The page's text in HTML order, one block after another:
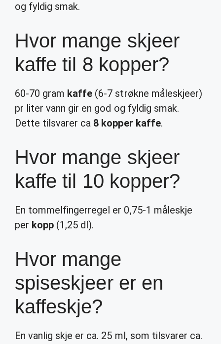
og fyldig smak.
Hvor mange skjeer
kaffe til 8 kopper?
60-70 gram kaffe (6-7 strøkne måleskjeer)
pr liter vann gir en god og fyldig smak.
Dette tilsvarer ca 8 kopper kaffe.
Hvor mange skjeer
kaffe til 10 kopper?
En tommelfingerregel er 0,75-1 måleskje
per kopp (1,25 dl).
Hvor mange
spiseskjeer er en
kaffeskje?
En vanlig skje er ca. 25 ml, som tilsvarer ca.